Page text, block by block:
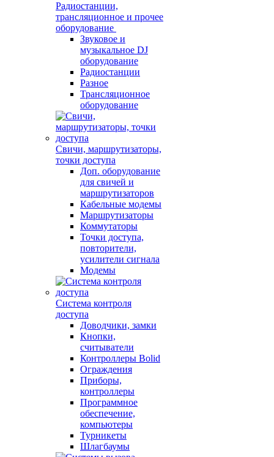
Радиостанции,
трансляционное и прочее
оборудование
Звуковое и
музыкальное DJ
оборудование
Радиостанции
Разное
Трансляционное
оборудование
Свичи, маршрутизаторы,
точки доступа
Доп. оборудование
для свичей и
маршрутизаторов
Кабельные модемы
Маршрутизаторы
Коммутаторы
Точки доступа,
повторители,
усилители сигнала
Модемы
Система контроля
доступа
Доводчики, замки
Кнопки,
считыватели
Контроллеры Bolid
Ограждения
Приборы,
контроллеры
Программное
обеспечение,
компьютеры
Турникеты
Шлагбаумы